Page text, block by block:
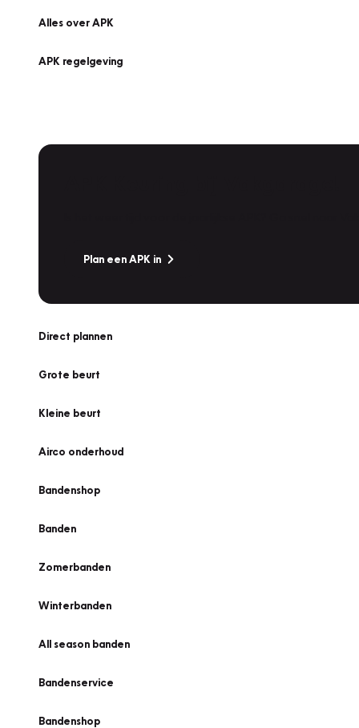
Alles over APK
APK regelgeving
Plan een APK in
Direct plannen
Grote beurt
Kleine beurt
Airco onderhoud
Bandenshop
Banden
Zomerbanden
Winterbanden
All season banden
Bandenservice
Bandenshop